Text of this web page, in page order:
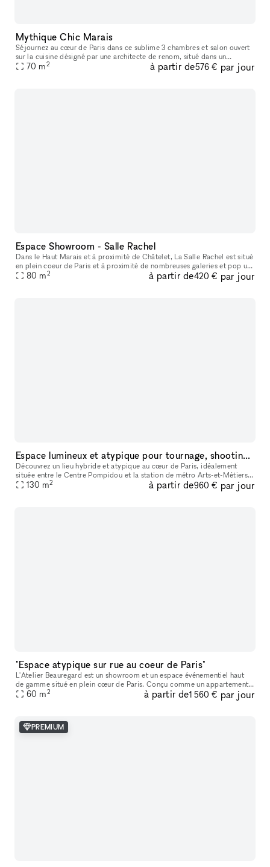
Mythique Chic Marais
Séjournez au cœur de Paris dans ce sublime 3 chambres et salon ouvert
sur la cuisine désigné par une architecte de renom, situé dans un
immeuble bourgeois de standing sur le boulevard Sébastopol. Cet
70 m2 à partir de576 € par jour
Espace Showroom - Salle Rachel
Dans le Haut Marais et à proximité de Châtelet, La Salle Rachel est situé
en plein coeur de Paris et à proximité de nombreuses galeries et pop up
store. L'espace est situé en fond de cour, parfait p
80 m2 à partir de420 € par jour
Espace lumineux et atypique pour tournage, shooting & casting – idéal Fashion Week, pop-up stores & showrooms
Découvrez un lieu hybride et atypique au cœur de Paris, idéalement
située entre le Centre Pompidou et la station de métro Arts-et-Métiers !
Plongez dans l’effervescence du Marais chez Ground to Grow
130 m2 à partir de960 € par jour
"Espace atypique sur rue au coeur de Paris"
L'Atelier Beauregard est un showroom et un espace événementiel haut
de gamme situé en plein cœur de Paris. Conçu comme un appartement
parisien raffiné, il offre une alternative plus chaleureuse et m
60 m2 à partir de1 560 € par jour
PREMIUM